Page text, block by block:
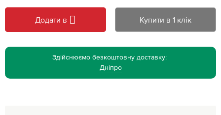
Додати в Купити в 1 клік
Здійснюємо безкоштовну доставку:
Дніпро